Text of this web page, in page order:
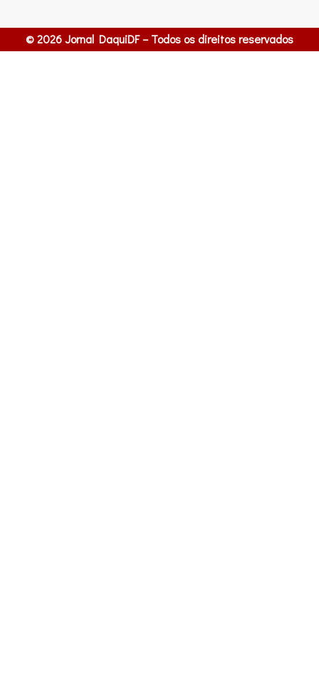
© 2026 Jornal DaquiDF – Todos os direitos reservados